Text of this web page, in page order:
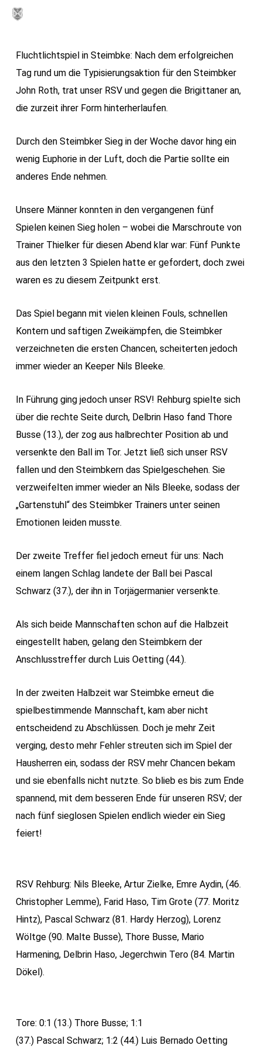
Skip
contentFluchtlichtspiel in Steimbke: Nach dem erfolgreichen
Tag rund um die Typisierungsaktion für den Steimbker
John Roth, trat unser RSV und gegen die Brigittaner an,
die zurzeit ihrer Form hinterherlaufen.
Durch den Steimbker Sieg in der Woche davor hing ein
wenig Euphorie in der Luft, doch die Partie sollte ein
anderes Ende nehmen.
Unsere Männer konnten in den vergangenen fünf
Spielen keinen Sieg holen – wobei die Marschroute von
Trainer Thielker für diesen Abend klar war: Fünf Punkte
aus den letzten 3 Spielen hatte er gefordert, doch zwei
waren es zu diesem Zeitpunkt erst.
Das Spiel begann mit vielen kleinen Fouls, schnellen
Kontern und saftigen Zweikämpfen, die Steimbker
verzeichneten die ersten Chancen, scheiterten jedoch
immer wieder an Keeper Nils Bleeke.
In Führung ging jedoch unser RSV! Rehburg spielte sich
über die rechte Seite durch, Delbrin Haso fand Thore
Busse (13.), der zog aus halbrechter Position ab und
versenkte den Ball im Tor. Jetzt ließ sich unser RSV
fallen und den Steimbkern das Spielgeschehen. Sie
verzweifelten immer wieder an Nils Bleeke, sodass der
„Gartenstuhl“ des Steimbker Trainers unter seinen
Emotionen leiden musste.
Der zweite Treffer fiel jedoch erneut für uns: Nach
einem langen Schlag landete der Ball bei Pascal
Schwarz (37.), der ihn in Torjägermanier versenkte.
Als sich beide Mannschaften schon auf die Halbzeit
eingestellt haben, gelang den Steimbkern der
Anschlusstreffer durch Luis Oetting (44.).
In der zweiten Halbzeit war Steimbke erneut die
spielbestimmende Mannschaft, kam aber nicht
entscheidend zu Abschlüssen. Doch je mehr Zeit
verging, desto mehr Fehler streuten sich im Spiel der
Hausherren ein, sodass der RSV mehr Chancen bekam
und sie ebenfalls nicht nutzte. So blieb es bis zum Ende
spannend, mit dem besseren Ende für unseren RSV; der
nach fünf sieglosen Spielen endlich wieder ein Sieg
feiert!
RSV Rehburg: Nils Bleeke, Artur Zielke, Emre Aydin, (46.
Christopher Lemme), Farid Haso, Tim Grote (77. Moritz
Hintz), Pascal Schwarz (81. Hardy Herzog), Lorenz
Wöltge (90. Malte Busse), Thore Busse, Mario
Harmening, Delbrin Haso, Jegerchwin Tero (84. Martin
Dökel).
Tore: 0:1 (13.) Thore Busse; 1:1
(37.) Pascal Schwarz; 1:2 (44.) Luis Bernado Oetting